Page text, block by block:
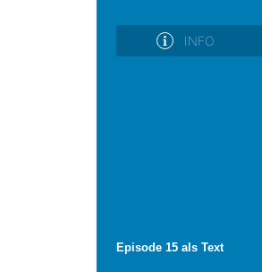
Episode 15 als Text